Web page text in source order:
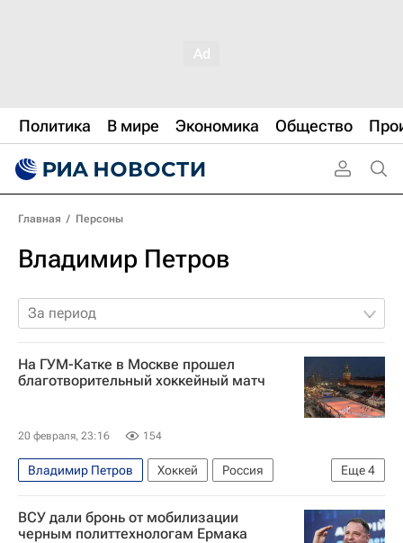
Политика В мире Экономика Общество
Главная / Персоны
Владимир Петров
За период
На ГУМ-Катке в Москве прошел
благотворительный хоккейный матч
20 февраля, 23:16 154
Еще4
Владимир Петров Хоккей
Россия
Москва
Луганская Народная Республика
Мария Львова-Белова
Виктория Дайнеко
ВСУ дали бронь от мобилизации
черным политтехнологам Ермака